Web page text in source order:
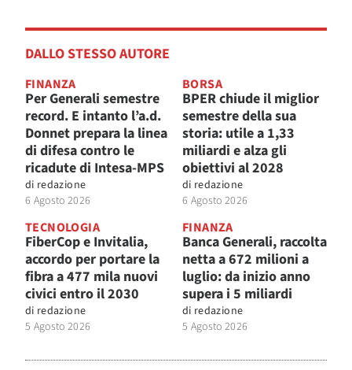
DALLO STESSO AUTORE
FINANZA
Per Generali semestre
record. E intanto l’a.d.
Donnet prepara la linea
di difesa contro le
ricadute di Intesa-MPS
di redazione
6 Agosto 2026
BORSA
BPER chiude il miglior
semestre della sua
storia: utile a 1,33
miliardi e alza gli
obiettivi al 2028
di redazione
6 Agosto 2026
TECNOLOGIA
FiberCop e Invitalia,
accordo per portare la
fibra a 477 mila nuovi
civici entro il 2030
di redazione
5 Agosto 2026
FINANZA
Banca Generali, raccolta
netta a 672 milioni a
luglio: da inizio anno
supera i 5 miliardi
di redazione
5 Agosto 2026